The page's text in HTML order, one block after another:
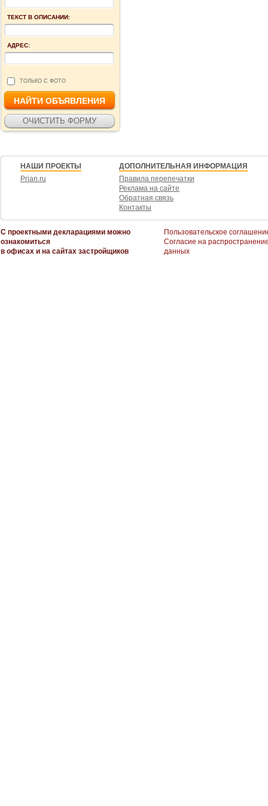
ТЕКСТ В ОПИСАНИИ:
АДРЕС:
ТОЛЬКО С ФОТО
НАШИ ПРОЕКТЫ
Prian.ru
ДОПОЛНИТЕЛЬНАЯ ИНФОРМАЦИЯ
Правила перепечатки
Реклама на сайте
Обратная связь
Контакты
С проектными декларациями можно
ознакомиться
в офисах и на сайтах застройщиков
Пользовательское
Согласие на
данных